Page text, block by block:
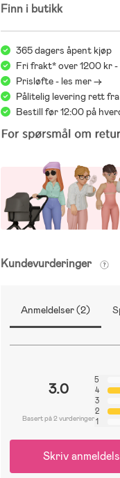
Finn i butikk
365 dagers åpent kjøp
Fri frakt* over 1200 kr
Prisløfte - les mer ->
Pålitelig levering rett
Bestill før 12:00 på
Kundevurderinger
Anmeldelser (2)
3.0
Basert på 2 vurderinger
5
4
3
2
1
Skriv